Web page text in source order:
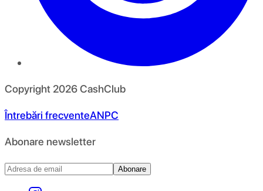
Copyright 2026CashClub
Întrebări frecventeANPC
Abonare newsletter
Abonare